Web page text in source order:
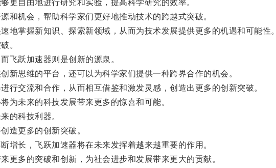
自由地进行研究和实验，提高科学研究的效率。
机会，帮助科学家们更好地推动技术的跨越式突破。
掌握新知识、探索新领域，从而为技术发展提供更多的机遇和可能性。
。
跃加速器则是创新的源泉。
思维的平台，还可以为科学家们提供一种跨界合作的机会。
交流和合作，从而相互借鉴和激发灵感，创造出更多的创新突破。
未来的科技发展带来更多的惊喜和可能。
的科技利器。
更多的创新突破。
长，飞跃加速器将在未来发挥着越来越重要的作用。
多的突破和创新，为社会进步和发展带来更大的贡献。